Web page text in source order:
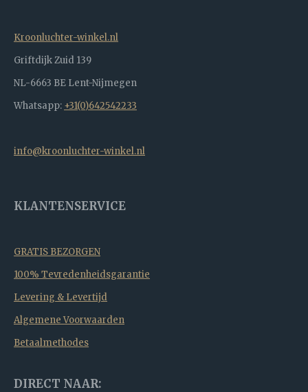
Kroonluchter-winkel.nl
Griftdijk Zuid 139
NL-6663 BE Lent-Nijmegen
Whatsapp: +31(0)642542233
info@kroonluchter-winkel.nl
KLANTENSERVICE
GRATIS BEZORGEN
100% Tevredenheidsgarantie
Levering & Levertijd
Algemene Voorwaarden
Betaalmethodes
DIRECT NAAR: